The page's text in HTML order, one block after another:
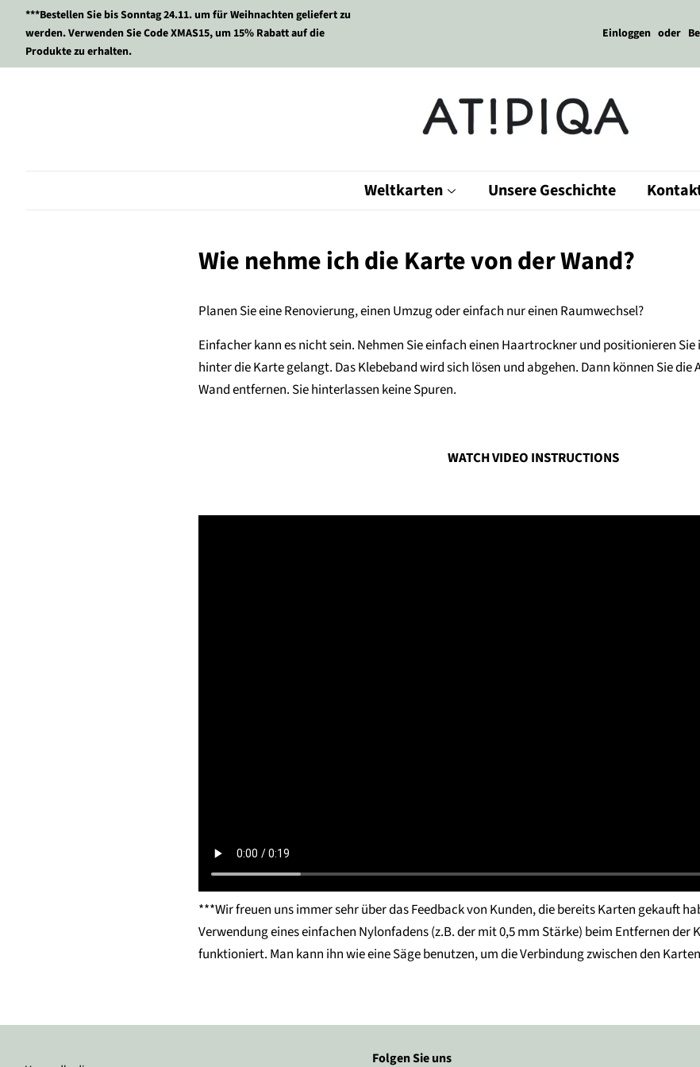
***Bestellen Sie bis Sonntag 24.11. um für Weihnachten geliefert zu
werden. Verwenden Sie Code XMAS15, um 15% Rabatt auf die
Produkte zu erhalten.
Einloggen oder
Weltkarten Unsere Geschichte
Wie nehme ich die Karte von der Wand?
Planen Sie eine Renovierung, einen Umzug oder einfach nur einen Raumwechsel?
Einfacher kann es nicht sein. Nehmen Sie einfach einen Haartrockner und positionieren Sie
hinter die Karte gelangt. Das Klebeband wird sich lösen und abgehen. Dann können Sie
Wand entfernen. Sie hinterlassen keine Spuren.
WATCH VIDEO INSTRUCTIONS
***Wir freuen uns immer sehr über das Feedback von Kunden, die bereits Karten gekauft
Verwendung eines einfachen Nylonfadens (z.B. der mit 0,5 mm Stärke) beim Entfernen der
funktioniert. Man kann ihn wie eine Säge benutzen, um die Verbindung zwischen den
Folgen Sie uns